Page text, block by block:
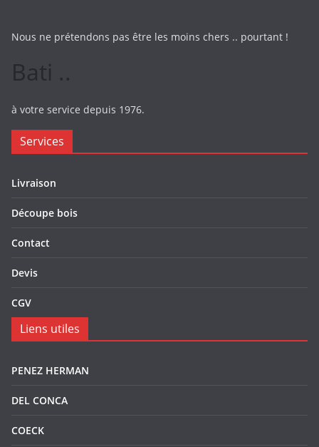
Nous ne prétendons pas être les moins chers .. pourtant !
Bati ..
à votre service depuis 1976.
Services
Livraison
Découpe bois
Contact
Devis
CGV
Liens utiles
PENEZ HERMAN
DEL CONCA
COECK